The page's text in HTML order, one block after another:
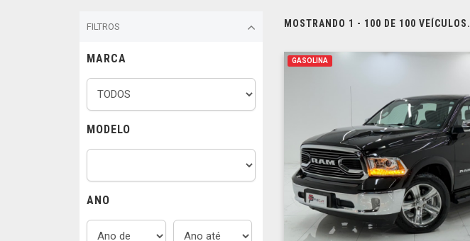
FILTROS
MARCA
MODELO
ANO
MOSTRANDO 1 - 100 DE 100 VEÍCULOS.
GASOLINA